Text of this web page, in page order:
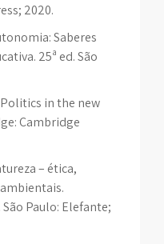
2020.
Saberes
25ª ed. São
in the new
Cambridge
– ética,
Paulo: Elefante;